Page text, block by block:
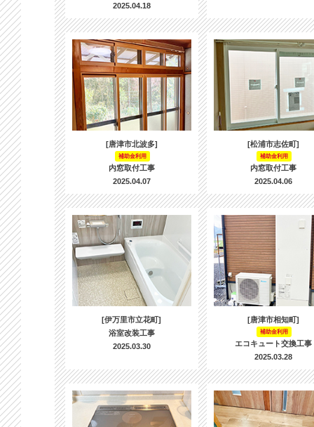
2025.04.18
[唐津市北波多]
補助金利用
内窓取付工事
2025.04.07
[松浦市志佐町]
補助金利用
内窓取付工事
2025.04.06
[伊万里市立花町]
浴室改装工事
2025.03.30
[唐津市相知町]
補助金利用
エコキュート交換工事
2025.03.28